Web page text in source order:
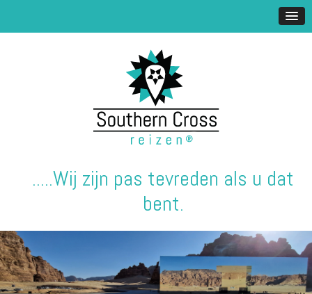
.....Wij zijn pas tevreden als u dat
bent.